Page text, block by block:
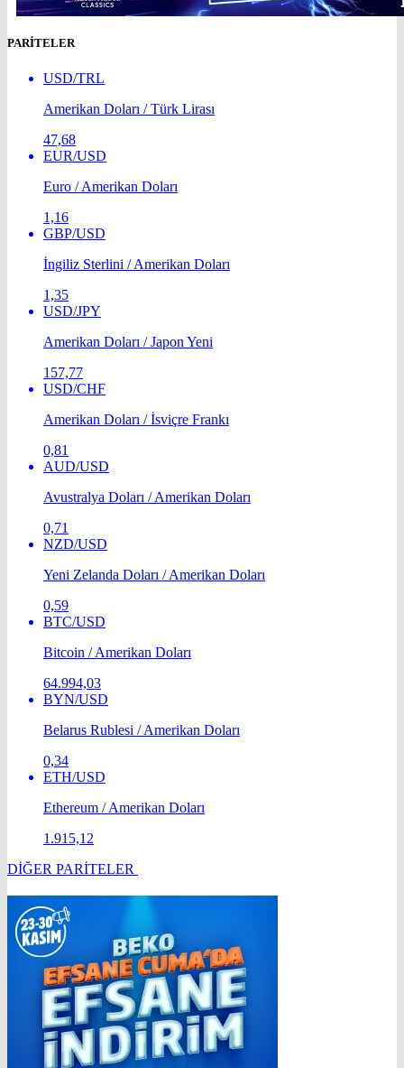
PARİTELER
USD/TRL
Amerikan Doları / Türk Lirası
47,68
EUR/USD
Euro / Amerikan Doları
1,16
GBP/USD
İngiliz Sterlini / Amerikan Doları
1,35
USD/JPY
Amerikan Doları / Japon Yeni
157,77
USD/CHF
Amerikan Doları / İsviçre Frankı
0,81
AUD/USD
Avustralya Doları / Amerikan Doları
0,71
NZD/USD
Yeni Zelanda Doları / Amerikan Doları
0,59
BTC/USD
Bitcoin / Amerikan Doları
64.994,03
BYN/USD
Belarus Rublesi / Amerikan Doları
0,34
ETH/USD
Ethereum / Amerikan Doları
1.915,12
DİĞER PARİTELER